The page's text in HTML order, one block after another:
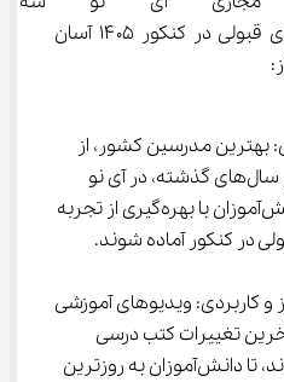
می‌شود مسیر شما به سوی قبولی در کنکور ۱۴۰۵ آسان
مدرسین کشور، از
طراحان سوالات کنکور سال‌های گذشته، در آی نو
تدریس می‌کنند تا دانش‌آموزان با بهره‌گیری از تجربه
و کاربردی: ویدیوهای آموزشی
تغییرات کتب درسی
بازبینی و اصلاح می‌شوند، تا دانش‌آموزان به روزترین